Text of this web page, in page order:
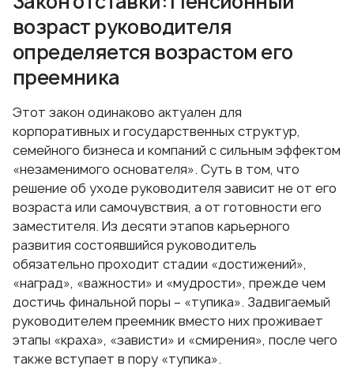
возраст руководителя
определяется возрастом его
преемника
Этот закон одинаково актуален для
корпоративных и государственных структур,
семейного бизнеса и компаний с сильным эффектом
«незаменимого основателя». Суть в том, что
решение об уходе руководителя зависит не от его
возраста или самочувствия, а от готовности его
заместителя. Из десяти этапов карьерного
развития состоявшийся руководитель
обязательно проходит стадии «достижений»,
«наград», «важности» и «мудрости», прежде чем
достичь финальной поры – «тупика». Задвигаемый
руководителем преемник вместо них проживает
этапы «краха», «зависти» и «смирения», после чего
также вступает в пору «тупика».